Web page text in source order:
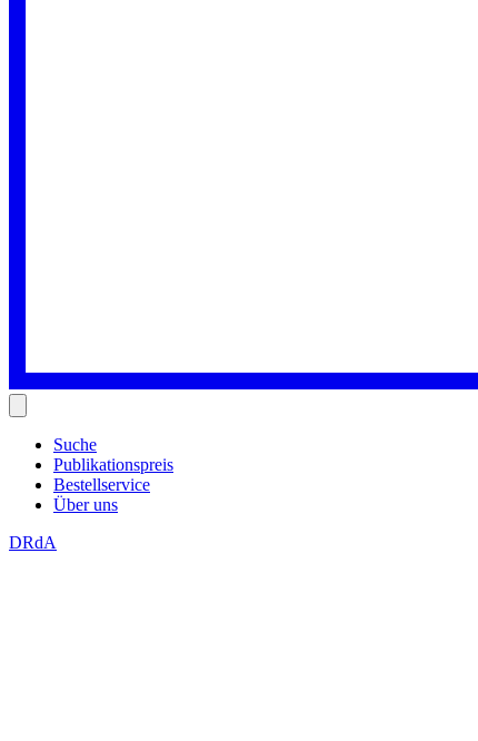
Suche
Publikationspreis
Bestellservice
Über uns
DRdA